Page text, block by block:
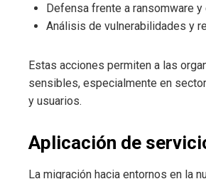
Defensa frente a ransomware
Análisis de vulnerabilidades y
Estas acciones permiten a las
sensibles, especialmente en
y usuarios.
Aplicación de
La migración hacia entornos en la